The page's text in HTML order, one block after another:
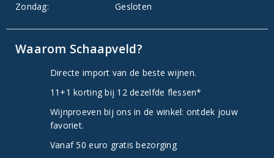
Zondag:
Gesloten
Waarom Schaapveld?
Directe import van de beste wijnen.
11+1 korting bij 12 dezelfde flessen*
Wijnproeven bij ons in de winkel: ontdek jouw
favoriet.
Vanaf 50 euro gratis bezorging